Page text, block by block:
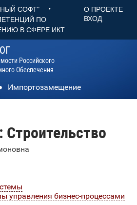
СОФТ" •
ПО
В СФЕРЕ ИКТ
О ПРОЕКТЕ
ВХОД
Российского
Обеспечения
Импортозамещение
Строительство
управления бизнес-процессами